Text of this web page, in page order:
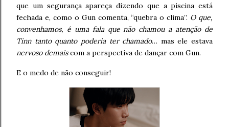
que um segurança apareça dizendo que a piscina está
fechada e, como o Gun comenta, “quebra o clima”. O que,
convenhamos, é uma fala que não chamou a atenção de
Tinn tanto quanto poderia ter chamado… mas ele estava
nervoso demaiscom a perspectiva de dançar com Gun.
E o medo de não conseguir!